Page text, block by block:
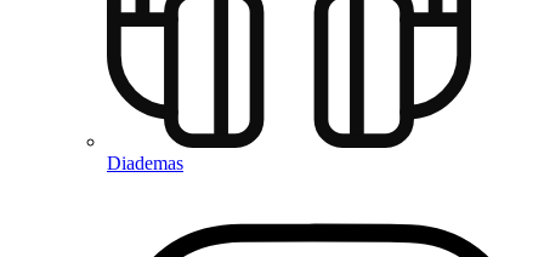
Diademas